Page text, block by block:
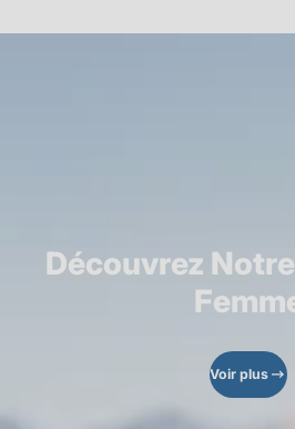
Découvrez
Voir plus